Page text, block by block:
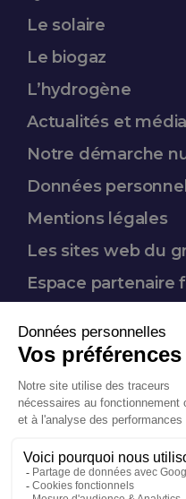
Le solaire
Le biogaz
L’hydrogène
Actualités et média
Notre démarche
Données
Mentions légales
Les sites web du
Espace partenaire
Entrepriseà